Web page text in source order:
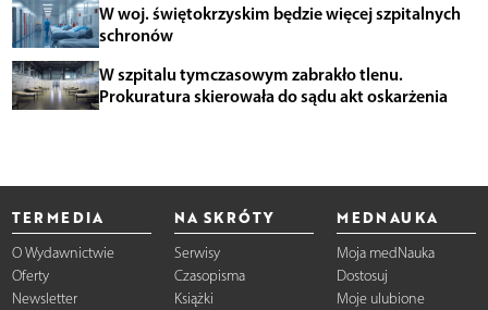
W woj. świętokrzyskim będzie więcej szpitalnych
schronów
W szpitalu tymczasowym zabrakło tlenu.
Prokuratura skierowała do sądu akt oskarżenia
TERMEDIA
O Wydawnictwie
Oferty
Newsletter
NA SKRÓTY
Serwisy
Czasopisma
Książki
MEDNAUKA
Moja medNauka
Dostosuj
Moje ulubione